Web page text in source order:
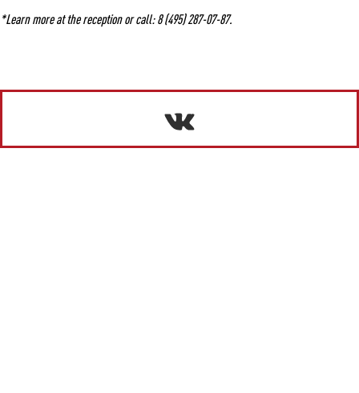
*Learn more at the reception or call: 8 (495) 287-07-87.